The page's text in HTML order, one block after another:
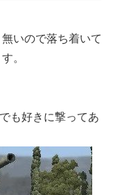
いので落ち着いて
。
も好きに撃ってあ